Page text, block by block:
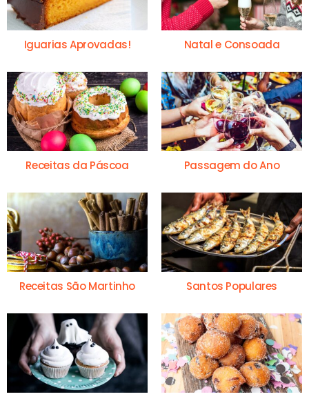
Iguarias Aprovadas! Natal e Consoada
Receitas da Páscoa Passagem do Ano
Receitas São Martinho Santos Populares